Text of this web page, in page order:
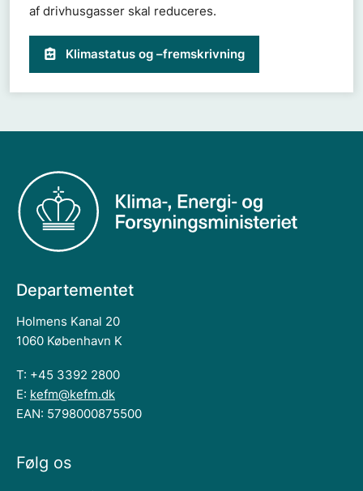
af drivhusgasser skal reduceres.
Klimastatus og –fremskrivning
Departementet
Holmens Kanal 20
1060 København K
T: +45 3392 2800
E: kefm@kefm.dk
EAN: 5798000875500
Følg os